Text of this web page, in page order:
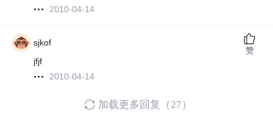
2010-04-14
sjkof
jfjf
2010-04-14
赞
加载更多回复（27）